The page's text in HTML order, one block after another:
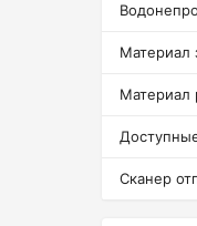
Материал
Материал
Сканер